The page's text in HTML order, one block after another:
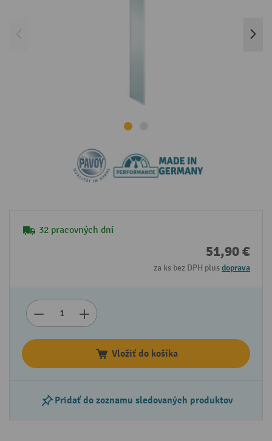
32 pracovných dní
51,90 €
za ks bez DPH plusdoprava
Vložiť do košíka
Pridať do zoznamu sledovaných produktov